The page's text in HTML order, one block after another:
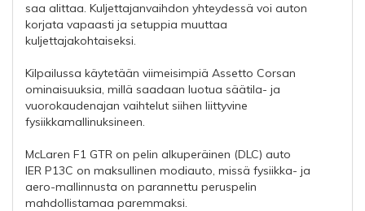
saa alittaa. Kuljettajanvaihdon yhteydessä voi auton
korjata vapaasti ja setuppia muuttaa
kuljettajakohtaiseksi.
Kilpailussa käytetään viimeisimpiä Assetto Corsan
ominaisuuksia, millä saadaan luotua säätila- ja
vuorokaudenajan vaihtelut siihen liittyvine
fysiikkamallinuksineen.
McLaren F1 GTR on pelin alkuperäinen (DLC) auto
IER P13C on maksullinen modiauto, missä fysiikka- ja
aero-mallinnusta on parannettu peruspelin
mahdollistamaa paremmaksi.